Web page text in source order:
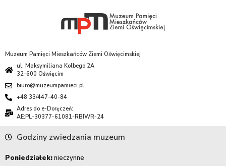
Muzeum Pamięci Mieszkańców Ziemi Oświęcimskiej
ul. Maksymiliana Kolbego 2A
32-600 Oświęcim
biuro@muzeumpamieci.pl
+48 33/447-40-84
Adres do e-Doręczeń:
AE:PL-30377-61081-RBIWR-24
Godziny zwiedzania muzeum
Poniedziałek:nieczynne